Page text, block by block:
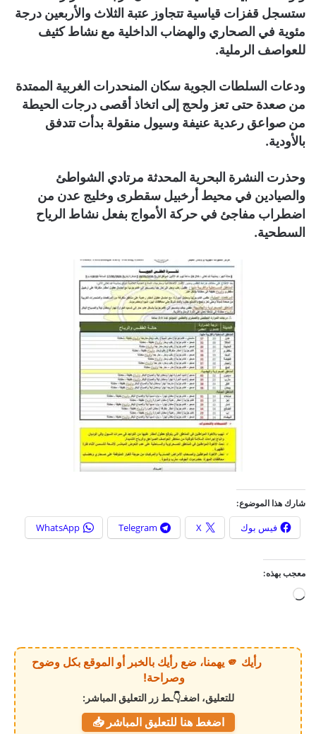
ستسجل قفزات قياسية تتجاوز عتبة الثلاث والأربعين درجة
مئوية في الصحاري والهضاب الداخلية مع نشاط كثيف
للعواصف الرملية.
ودعات السلطات الجوية سكان المنحدرات الغربية الممتدة
من صعدة حتى تعز ولحج إلى اتخاذ أقصى درجات الحيطة
من صواعق رعدية عنيفة وسيول منقولة بدأت تتدفق
بالأودية.
وحذرت النشرة البحرية المحدثة مرتادي الشواطئ
والصيادين في محيط أرخبيل سقطرى وخليج عدن من
اضطراب مفاجئ في حركة الأمواج بفعل نشاط الرياح
السطحية.
شارك هذا الموضوع:
فيس بوك X
Telegram
WhatsApp
معجب بهذه:
ي
رأيك 🫵 يهمنا، ضع رأيك بالخبر أو الموقع بكل وضوح
وصراحة!
للتعليق، اضغـ👇ـط زر التعليق المباشر:
اضغط هنا للتعليق المباشر 📥